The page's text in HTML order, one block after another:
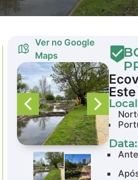
Este
Data:
Ver no Google
Maps